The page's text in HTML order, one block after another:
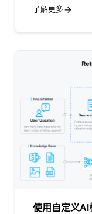
了解更多
使用自定义AI